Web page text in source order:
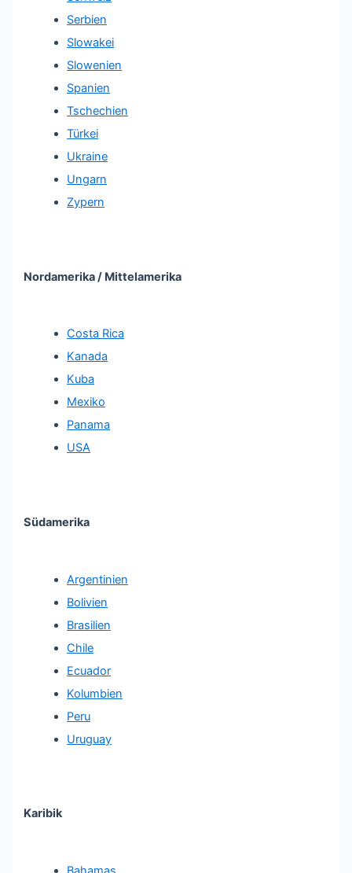
Serbien
Slowakei
Slowenien
Spanien
Tschechien
Türkei
Ukraine
Ungarn
Zypern
Nordamerika / Mittelamerika
Costa Rica
Kanada
Kuba
Mexiko
Panama
USA
Südamerika
Argentinien
Bolivien
Brasilien
Chile
Ecuador
Kolumbien
Peru
Uruguay
Karibik